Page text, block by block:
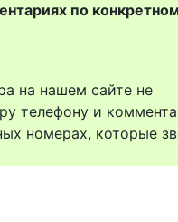
по
на нашем сайте не
телефону и
номерах, которые